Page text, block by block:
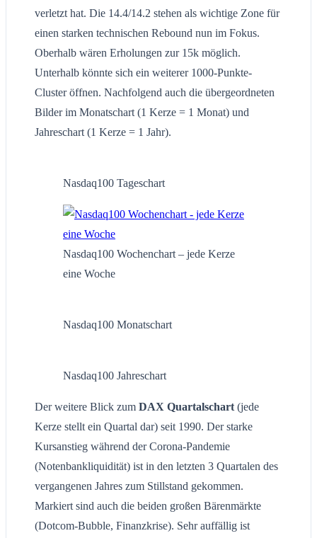
verletzt hat. Die 14.4/14.2 stehen als wichtige Zone für
einen starken technischen Rebound nun im Fokus.
Oberhalb wären Erholungen zur 15k möglich.
Unterhalb könnte sich ein weiterer 1000-Punkte-
Cluster öffnen. Nachfolgend auch die übergeordneten
Bilder im Monatschart (1 Kerze = 1 Monat) und
Jahreschart (1 Kerze = 1 Jahr).
Nasdaq100 Tageschart
Nasdaq100 Wochenchart – jede Kerze
eine Woche
Nasdaq100 Monatschart
Nasdaq100 Jahreschart
Der weitere Blick zum DAX Quartalschart (jede
Kerze stellt ein Quartal dar) seit 1990. Der starke
Kursanstieg während der Corona-Pandemie
(Notenbankliquidität) ist in den letzten 3 Quartalen des
vergangenen Jahres zum Stillstand gekommen.
Markiert sind auch die beiden großen Bärenmärkte
(Dotcom-Bubble, Finanzkrise). Sehr auffällig ist